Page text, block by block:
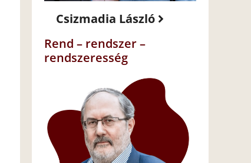
Csizmadia László
Rend – rendszer –
rendszeresség